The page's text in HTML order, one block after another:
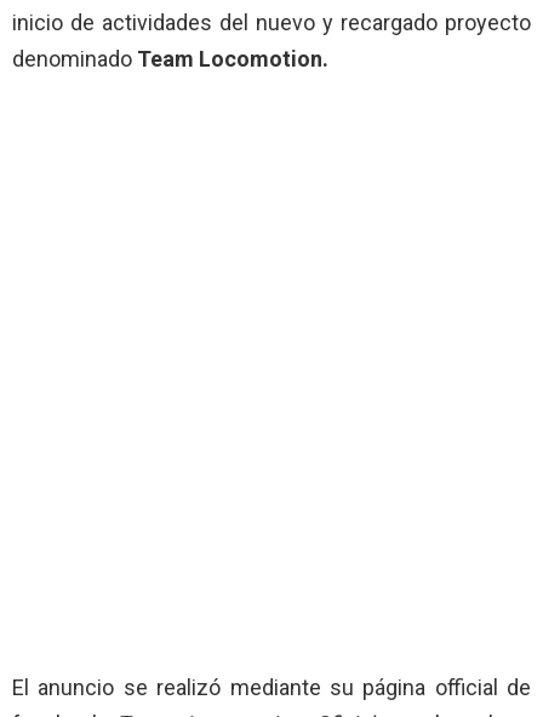
inicio de actividades del nuevo y recargado proyecto
denominado Team Locomotion.
El anuncio se realizó mediante su página official de